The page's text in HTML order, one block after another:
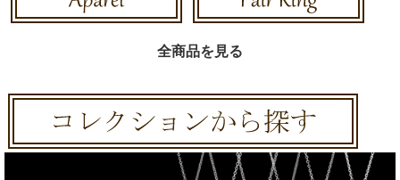
全商品を見る